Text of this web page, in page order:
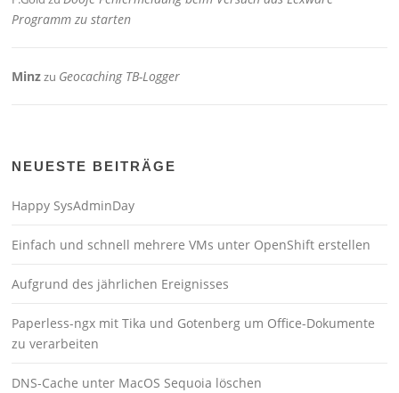
Programm zu starten
Minzzu Geocaching TB-Logger
NEUESTE BEITRÄGE
Happy SysAdminDay
Einfach und schnell mehrere VMs unter OpenShift erstellen
Aufgrund des jährlichen Ereignisses
Paperless-ngx mit Tika und Gotenberg um Office-Dokumente
zu verarbeiten
DNS-Cache unter MacOS Sequoia löschen